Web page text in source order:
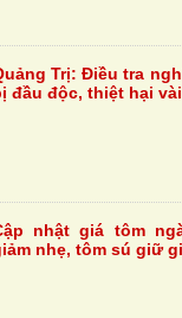
Trị: Điều tra
đầu độc, thiệt hại
nhật giá tôm
nhẹ, tôm sú giữ